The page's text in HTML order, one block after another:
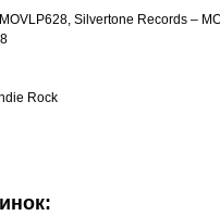
Silvertone Records –
Rock